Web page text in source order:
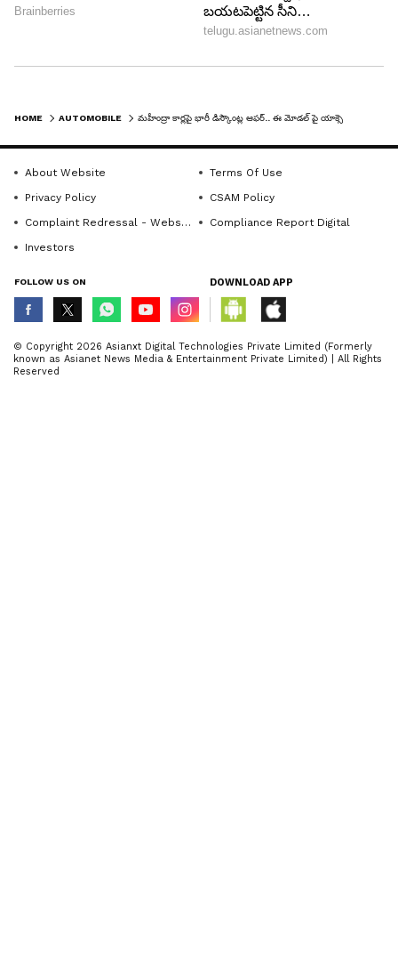
HOME AUTOMOBILE
About Website
Terms Of Use
Privacy Policy
CSAM Policy
Complaint Redressal - Website
Compliance Report Digital
Investors
FOLLOW US ON DOWNLOAD APP
© Copyright 2026 Asianxt Digital Technologies Private Limited (Formerly
known as Asianet News Media & Entertainment Private Limited) | All Rights
Reserved